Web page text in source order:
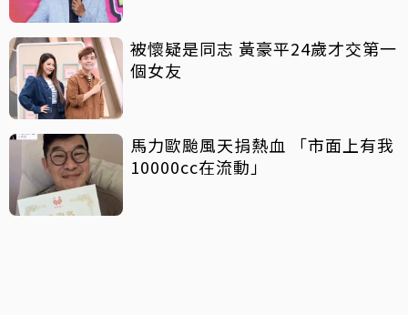
被懷疑是同志 黃豪平24歲才交第一
個女友
馬力歐颱風天捐熱血 「市面上有我
10000cc在流動」